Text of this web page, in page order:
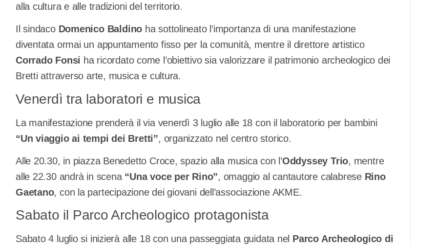
alla cultura e alle tradizioni del territorio.
Il sindaco Domenico Baldino ha sottolineato l’importanza di una manifestazione
diventata ormai un appuntamento fisso per la comunità, mentre il direttore artistico
Corrado Fonsi ha ricordato come l’obiettivo sia valorizzare il patrimonio archeologico dei
Bretti attraverso arte, musica e cultura.
Venerdì tra laboratori e musica
La manifestazione prenderà il via venerdì 3 luglio alle 18 con il laboratorio per bambini
“Un viaggio ai tempi dei Bretti”, organizzato nel centro storico.
Alle 20.30, in piazza Benedetto Croce, spazio alla musica con l’Oddyssey Trio, mentre
alle 22.30 andrà in scena “Una voce per Rino”, omaggio al cantautore calabrese Rino
Gaetano, con la partecipazione dei giovani dell’associazione AKME.
Sabato il Parco Archeologico protagonista
Sabato 4 luglio si inizierà alle 18 con una passeggiata guidata nel Parco Archeologico di